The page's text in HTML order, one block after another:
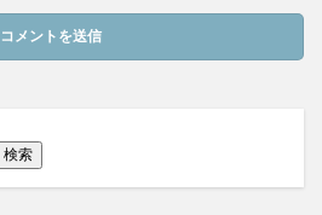
検索